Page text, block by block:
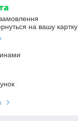
на вашу картку